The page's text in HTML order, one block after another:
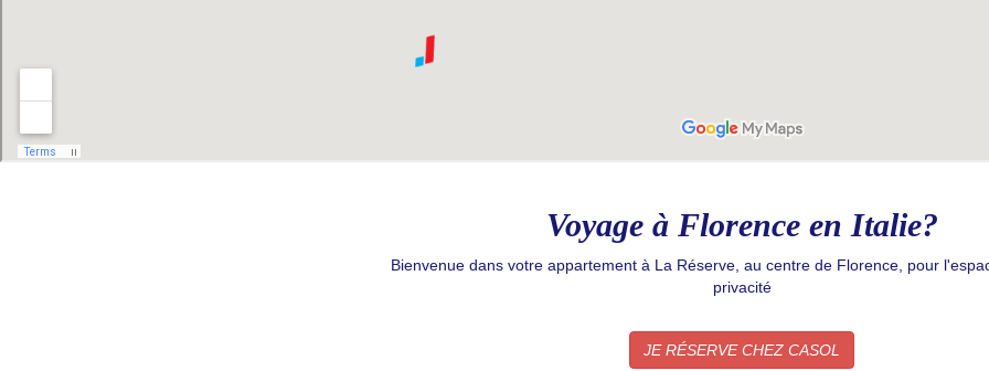
Voyage à Florence en Italie?
Bienvenue dans votre appartement à La Réserve, au centre de Florence, pour
privacité
JE RÉSERVE CHEZ CASOL